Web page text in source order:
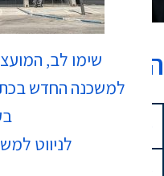
שימו לב,
לניווט
הפלאפל - כהן
4 האורזים, נתניה, Israel